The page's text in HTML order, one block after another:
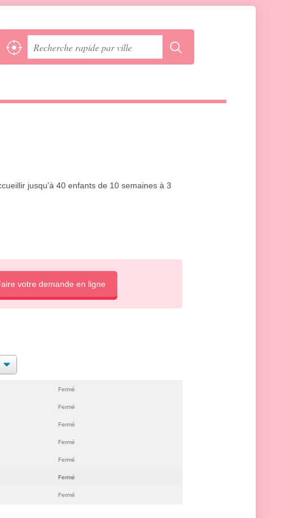
jusqu'à 40 enfants de 10 semaines à 3
votre demande en ligne
Fermé
Fermé
Fermé
Fermé
Fermé
Fermé
Fermé